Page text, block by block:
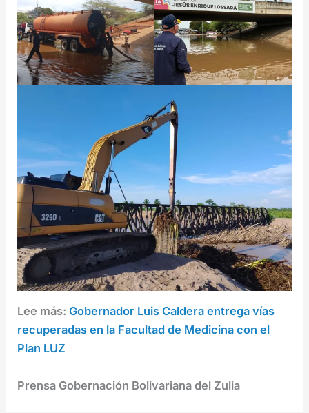
Lee más:Gobernador Luis Caldera entrega vías
recuperadas en la Facultad de Medicina con el
Plan LUZ
Prensa Gobernación Bolivariana del Zulia